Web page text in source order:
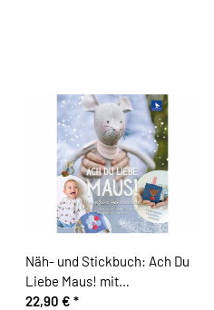
Näh- und Stickbuch: Ach Du
Liebe Maus! mit
Stickdateien-Download,
22,90 € *